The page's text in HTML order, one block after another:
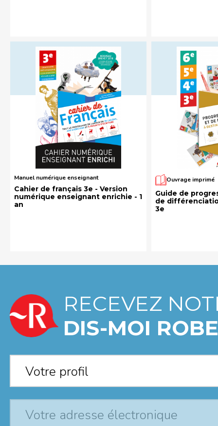
Manuel numérique enseignant
Cahier de français 3e - Version
numérique enseignant enrichie - 1
an
Ouvrage imprimé
Guide de
de
3e
RECEVEZ
DIS-MOI
Votre profil*
Votre profil